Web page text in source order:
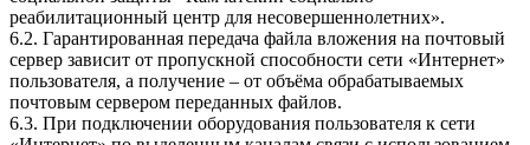
реабилитационный центр для несовершеннолетних».
6.2. Гарантированная передача файла вложения на почтовый
сервер зависит от пропускной способности сети «Интернет»
пользователя, а получение – от объёма обрабатываемых
почтовым сервером переданных файлов.
6.3. При подключении оборудования пользователя к сети